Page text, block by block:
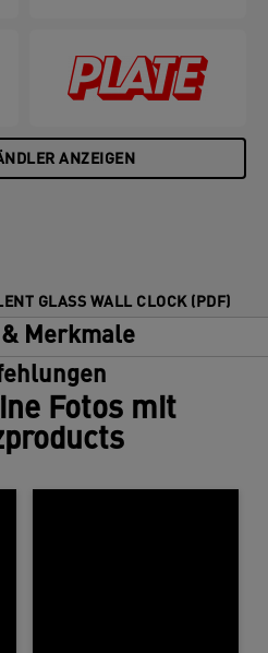
ANZEIGEN
GLASS WALL CLOCK (PDF)
Merkmale
Fotos mit